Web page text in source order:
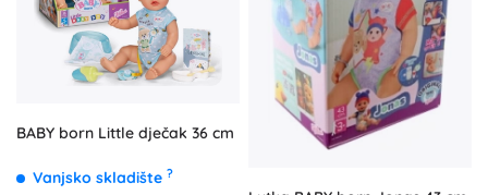
BABY born Little dječak 36 cm
Vanjsko skladište ?